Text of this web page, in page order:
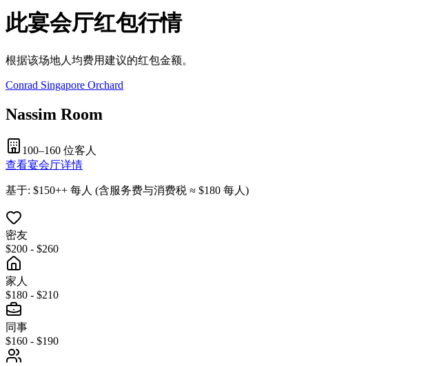
此宴会厅红包行情
根据该场地人均费用建议的红包金额。
Conrad Singapore Orchard
Nassim Room
100–160 位客人
查看宴会厅详情
基于: $150++ 每人 (含服务费与消费税 ≈ $180 每人 )
密友
$200 - $260
家人
$180 - $210
同事
$160 - $190